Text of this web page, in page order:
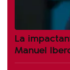
La
Manuel